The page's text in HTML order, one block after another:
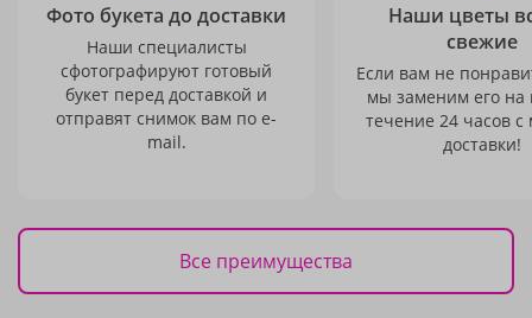
Фото букета до доставки
Наши специалисты
сфотографируют готовый
букет перед доставкой и
отправят снимок вам по e-
mail.
Наши цветы
свежие
Если вам не
мы заменим его на
течение 24 часов с
доставки!
Все преимущества